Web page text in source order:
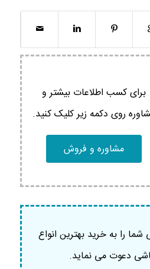
برای کسب اطلاعات بیشتر و
روی دکمه زیر کلیک کنید.
مشاوره و فروش
را به خرید بهترین انواع
دعوت می نماید.